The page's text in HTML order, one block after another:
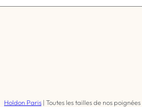
Holdon Paris | Toutes les tailles de nos poignées